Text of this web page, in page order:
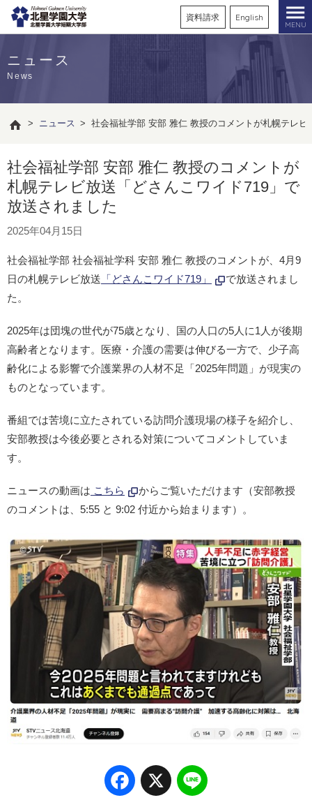
資料請求 English
MENU
ニュース
News
> ニュース > 社会福祉学部 安部 雅仁 教授のコメントが札幌テレ
社会福祉学部 安部 雅仁 教授のコメントが
札幌テレビ放送「どさんこワイド719」で
放送されました
2025年04月15日
社会福祉学部 社会福祉学科 安部 雅仁 教授のコメントが、4月9
日の札幌テレビ放送 「どさんこワイド719」
で放送されまし
た。
2025年は団塊の世代が75歳となり、国の人口の5人に1人が後期
高齢者となります。医療・介護の需要は伸びる一方で、少子高
齢化による影響で介護業界の人材不足「2025年問題」が現実の
ものとなっています。
番組では苦境に立たされている訪問介護現場の様子を紹介し、
安部教授は今後必要とされる対策についてコメントしていま
す。
ニュースの動画は こちら
からご覧いただけます（安部教授
のコメントは、5:55 と 9:02 付近から始まります）。
Facebook
X